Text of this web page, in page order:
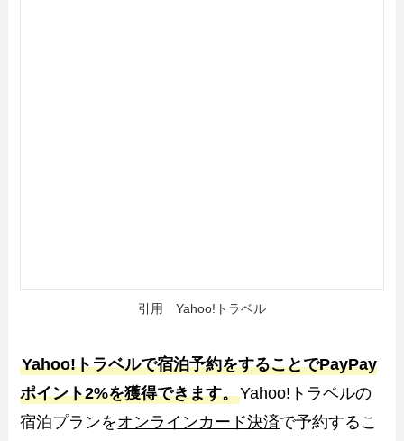
引用 Yahoo!トラベル
Yahoo!トラベルで宿泊予約をすることでPayPay
ポイント2%を獲得できます。Yahoo!トラベルの
宿泊プランをオンラインカード決済で予約するこ